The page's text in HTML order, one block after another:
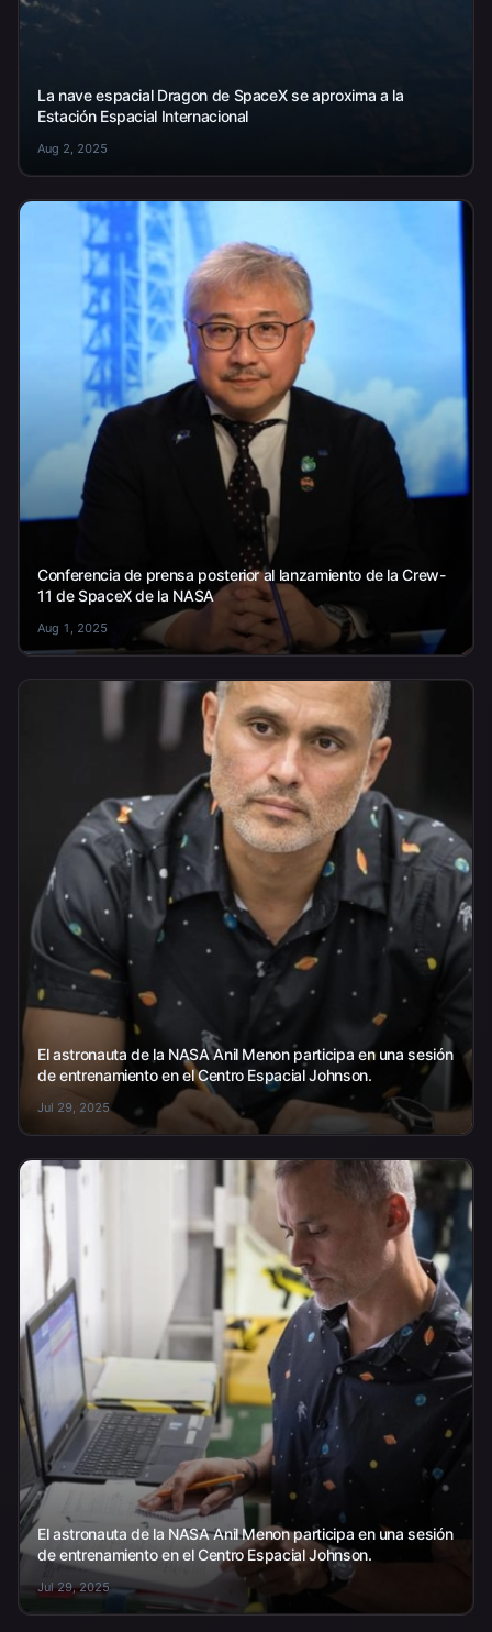
La nave espacial Dragon de SpaceX se aproxima a la
Estación Espacial Internacional
Aug 2, 2025
Conferencia de prensa posterior al lanzamiento de la Crew-
11 de SpaceX de la NASA
Aug 1, 2025
El astronauta de la NASA Anil Menon participa en una sesión
de entrenamiento en el Centro Espacial Johnson.
Jul 29, 2025
El astronauta de la NASA Anil Menon participa en una sesión
de entrenamiento en el Centro Espacial Johnson.
Jul 29, 2025